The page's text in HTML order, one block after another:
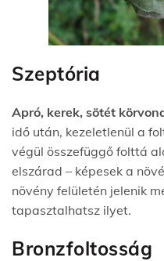
Szeptória
Apró, kerek, sötét kör
idő után, kezeletlenül a
végül összefüggő folttá
elszárad – képesek a
növény felületén jelenik
tapasztalhatsz ilyet.
Bronzfoltosság